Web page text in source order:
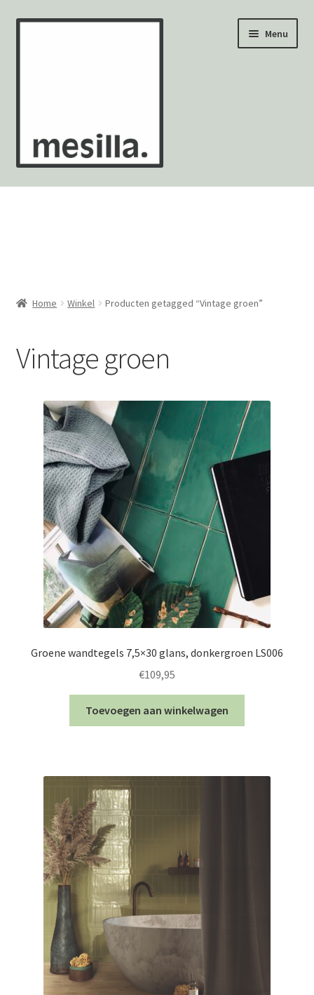
Ga
Ga
Menu
Wandtegels
Mozaïekvellen
Contact
Home Winkel Producten getagged “Vintage groen”
Vintage groen
Groene wandtegels 7,5×30 glans, donkergroen LS006
€109,95
Toevoegen aan winkelwagen